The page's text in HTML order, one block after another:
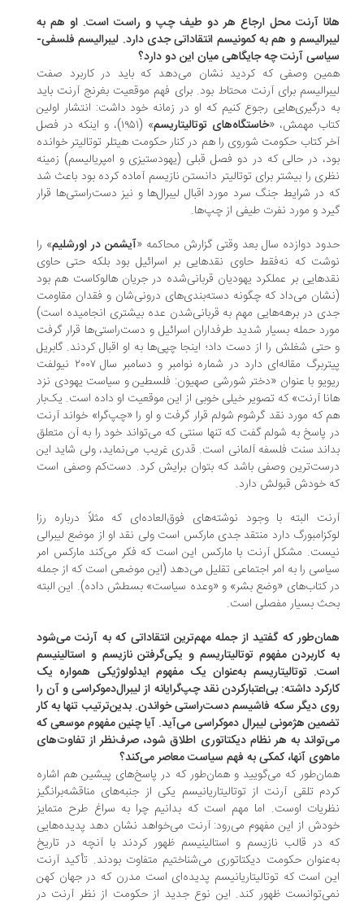
آرنت محل ارجاع هر دو طیف چپ و راست است. او هم به
و هم به کمونیسم انتقاداتی جدی دارد. لیبرالیسم فلسفی-
آرنت چه جایگاهی میان این دو دارد؟
وصفی که کردید نشان می‌دهد که باید در کاربرد صفت
برای آرنت محتاط بود. برای فهم موقعیت بغرنج آرنت باید
درگیری‌هایی رجوع کنیم که او در زمانه خود داشت: انتشار اولین
مهمش، «خاستگاه‌های توتالیتاریسم
» (۱۹۵۱)، و اینکه در فصل
کتاب حکومت شوروی را هم در کنار حکومت هیتلر توتالیتر خوانده
در حالی که در دو فصل قبلی (یهودستیزی و امپریالیسم) زمینه
را بیشتر برای توتالیتر دانستن نازیسم آماده کرده بود باعث شد
در شرایط جنگ سرد مورد اقبال لیبرال‌ها و نیز دست‌راستی‌ها قرار
و مورد نفرت طیفی از چپ‌ها.
دوازده سال بعد وقتی گزارش محاکمه «آیشمن در اورشلیم» را
که نه‌فقط حاوی نقدهایی بر اسرائیل بود بلکه حتی حاوی
بر عملکرد یهودیان قربانی‌شده در جریان هالوکاست هم بود
می‌داد که چگونه دسته‌بندی‌های درونی‌شان و فقدان مقاومت
در برهه‌هایی مهم به قربانی‌شدن عده بیشتری انجامیده است)
حمله بسیار شدید طرفداران اسرائیل و دست‌راستی‌ها قرار گرفت
شغلش را از دست داد؛ اینجا چپی‌ها به او اقبال کردند. گابریل
پیتربرگ مقاله‌ای دارد در شماره نوامبر و دسامبر سال ۲۰۰۷ نیولفت
با عنوان «دختر شورشی صهیون: فلسطین و سیاست یهودی نزد
آرنت» که تصویر خیلی خوبی از این موقعیت او داده است. یک‌بار
که مورد نقد گرشوم شولم قرار گرفت و او را «چپ‌گرا» خواند آرنت
پاسخ به شولم گفت که تنها سنتی که می‌تواند خود را به آن متعلق
سنت فلسفه آلمانی است. قدری غریب می‌نماید، ولی شاید این
وصفی باشد که بتوان برایش کرد. دست‌کم وصفی است
خودش قبولش دارد.
البته با وجود نوشته‌های فوق‌العاده‌ای که مثلاً درباره رزا
دارد منتقد جدی مارکس است ولی نقد او از موضع لیبرالی
مشکل آرنت با مارکس این است که فکر می‌کند مارکس امر
را به امر اجتماعی تقلیل می‌دهد (این موضعی است که از جمله
کتاب‌های «وضع بشر» و «وعده سیاست» بسطش داده). این البته
بسیار مفصلی است.
که گفتید از جمله مهم‌ترین انتقاداتی که به آرنت می‌شود
کاربردن مفهوم توتالیتاریسم و یکی‌گرفتن نازیسم و استالینیسم
توتالیتاریسم به‌عنوان یک مفهوم ایدئولوژیکی همواره یک
داشته: بی‌اعتبارکردن نقد چپ‌گرایانه از لیبرال‌دموکراسی و آن را
دیگر سکه فاشیسم دست‌راستی خواندن. بدین‌ترتیب تنها به کار
هژمونی لیبرال دموکراسی می‌آید. آیا چنین مفهوم موسعی که
به هر نظام دیکتاتوری اطلاق شود، صرف‌نظر از تفاوت‌های
آنها، کمکی به فهم سیاست معاصر می‌کند؟
که می‌گویید و همان‌طور که در پاسخ‌های پیشین هم اشاره
تلقی آرنت از توتالیتاریانیسم یکی از جنبه‌های مناقشه‌برانگیز
اوست. اما مهم است که بدانیم چرا به سراغ طرح متمایز
از این مفهوم می‌رود: آرنت می‌خواهد نشان دهد پدیده‌هایی
در قالب نازیسم و استالینیسم ظهور کردند با آنچه در تاریخ
حکومت دیکتاتوری می‌شناختیم متفاوت بودند. تأکید آرنت
است که توتالیتاریانیسم پدیده‌ای است مدرن که در جهان کهن
ظهور کند. این نوع جدید از حکومت از نظر آرنت در